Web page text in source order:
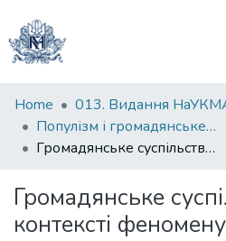
Communities
&
Collections
Statistics
Home 013. Видання
Популізм і громадянське суспільство: межі перетину
Громадянське суспільство у контексті феномену популізму
Громадянське
контексті